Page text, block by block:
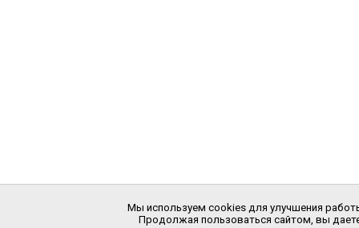
Мы используем cookies для улучшения
Продолжая пользоваться сайтом, вы